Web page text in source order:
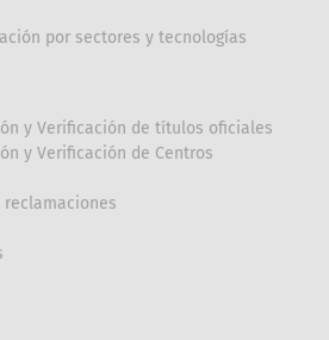
por sectores y tecnologías
y Verificación de títulos oficiales
y Verificación de Centros